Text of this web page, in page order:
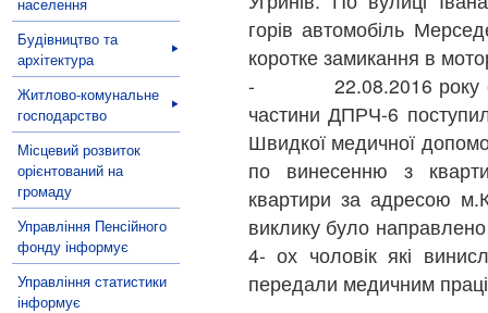
Будівництво та
архітектура
Житлово-комунальне
господарство
Місцевий розвиток
орієнтований на
громаду
Управління Пенсійного
фонду інформує
Управління статистики
інформує
горів автомобіль
коротке замикання в
- 22.08.2016 року о
частини ДПРЧ-6
Швидкої медичної
по винесенню з
квартири за адресою
виклику було
4- ох чоловік які
передали медичним